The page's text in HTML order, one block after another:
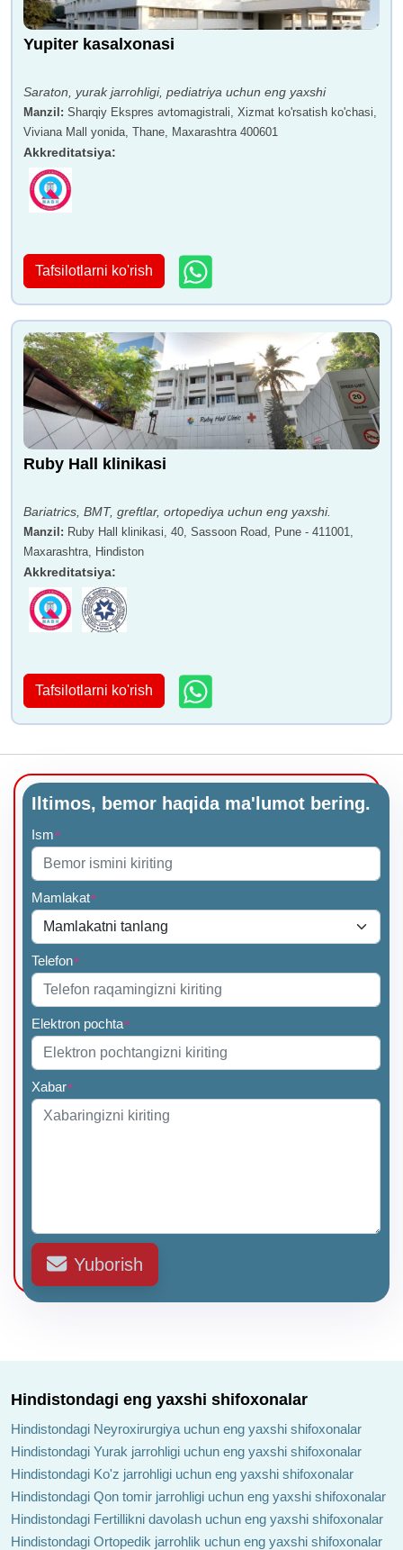
Yupiter kasalxonasi
Saraton, yurak jarrohligi, pediatriya uchun eng yaxshi
Manzil: Sharqiy Ekspres avtomagistrali, Xizmat ko'rsatish ko'chasi,
Viviana Mall yonida, Thane, Maxarashtra 400601
Akkreditatsiya:
Tafsilotlarni ko'rish
Ruby Hall klinikasi
Bariatrics, BMT, greftlar, ortopediya uchun eng yaxshi.
Manzil: Ruby Hall klinikasi, 40, Sassoon Road, Pune - 411001,
Maxarashtra, Hindiston
Akkreditatsiya:
Tafsilotlarni ko'rish
Iltimos, bemor haqida ma'lumot bering.
Ism*
Mamlakat*
Telefon*
Elektron pochta*
Xabar*
Yuborish
Hindistondagi eng yaxshi shifoxonalar
Hindistondagi Neyroxirurgiya uchun eng yaxshi shifoxonalar
Hindistondagi Yurak jarrohligi uchun eng yaxshi shifoxonalar
Hindistondagi Ko'z jarrohligi uchun eng yaxshi shifoxonalar
Hindistondagi Qon tomir jarrohligi uchun eng yaxshi shifoxonalar
Hindistondagi Fertillikni davolash uchun eng yaxshi shifoxonalar
Hindistondagi Ortopedik jarrohlik uchun eng yaxshi shifoxonalar